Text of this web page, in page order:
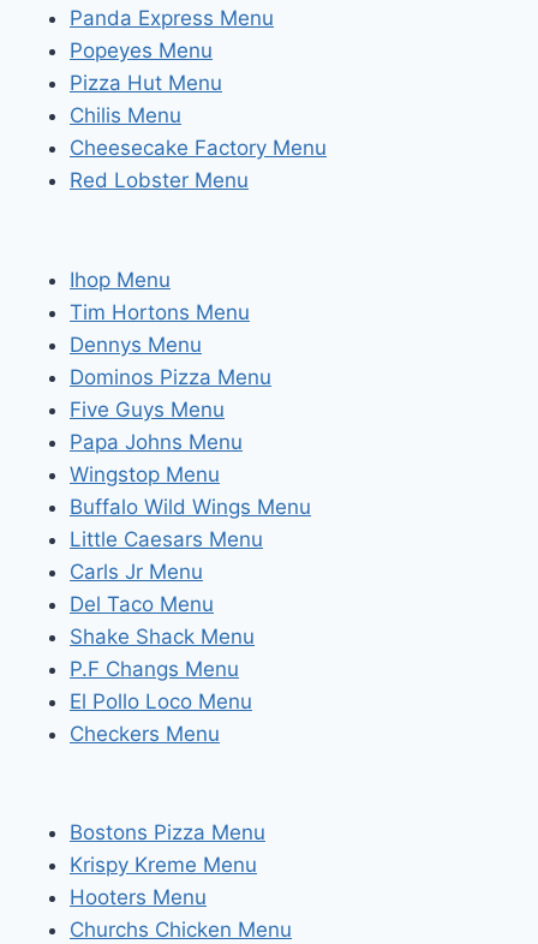
Panda Express Menu
Popeyes Menu
Pizza Hut Menu
Chilis Menu
Cheesecake Factory Menu
Red Lobster Menu
Ihop Menu
Tim Hortons Menu
Dennys Menu
Dominos Pizza Menu
Five Guys Menu
Papa Johns Menu
Wingstop Menu
Buffalo Wild Wings Menu
Little Caesars Menu
Carls Jr Menu
Del Taco Menu
Shake Shack Menu
P.F Changs Menu
El Pollo Loco Menu
Checkers Menu
Bostons Pizza Menu
Krispy Kreme Menu
Hooters Menu
Churchs Chicken Menu